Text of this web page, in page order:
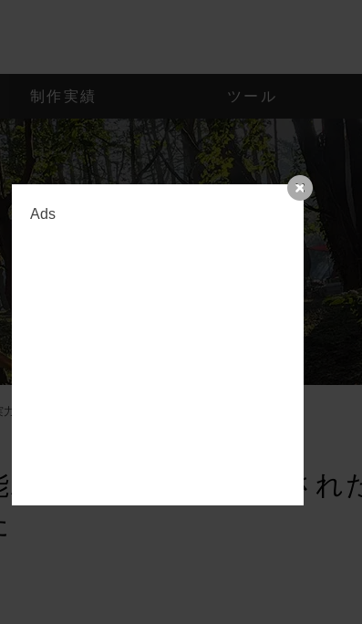
制作実績 ツール
を試してみた
Fireflyが搭載され
Ads
サービス